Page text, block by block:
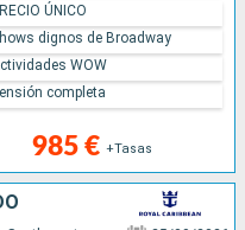
985 € +Tasas
ÚNICO
dignos de Broadway
WOW
completa